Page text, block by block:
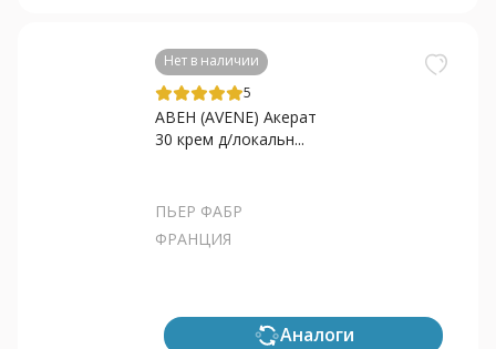
Нет в наличии
5
АВЕН (AVENE) Акерат
30 крем д/локальн...
ПЬЕР ФАБР
ФРАНЦИЯ
Аналоги